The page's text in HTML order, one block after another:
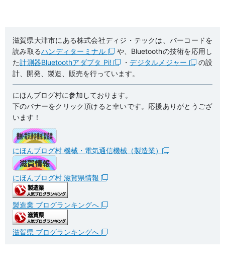
滋賀県大津市にある株式会社ディジ・テックは、バーコードを
読み取るハンディターミナル
や、Bluetoothの技術を応用し
た計測器Bluetoothアダプタ Pi! ・デジタルメジャー
の設
計、開発、製造、販売を行っています。
にほんブログ村に参加しております。
下のバナーをクリック頂けると幸いです。応援ありがとうござ
います！
にほんブログ村 機械・電気通信機械（製造業）
にほんブログ村 滋賀県情報
製造業 ブログランキングへ
滋賀県 ブログランキングへ